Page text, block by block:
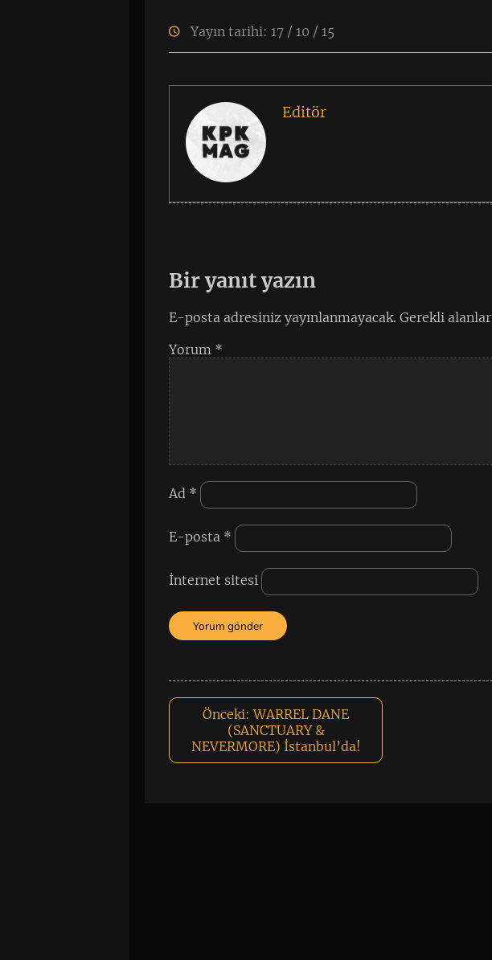
Yayın tarihi: 17 / 10 / 15
Editör
Bir yanıt yazın
E-posta adresiniz yayınlanmayacak. Gerekli alanlar
Yorum *
Ad *
E-posta *
İnternet sitesi
Önceki: WARREL DANE
(SANCTUARY &
NEVERMORE) İstanbul’da!